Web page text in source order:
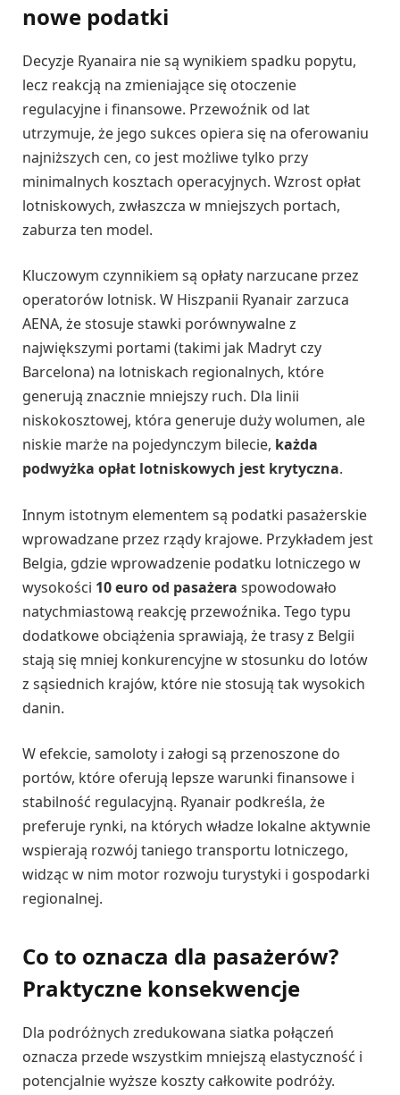
nowe podatki
Decyzje Ryanaira nie są wynikiem spadku popytu,
lecz reakcją na zmieniające się otoczenie
regulacyjne i finansowe. Przewoźnik od lat
utrzymuje, że jego sukces opiera się na oferowaniu
najniższych cen, co jest możliwe tylko przy
minimalnych kosztach operacyjnych. Wzrost opłat
lotniskowych, zwłaszcza w mniejszych portach,
zaburza ten model.
Kluczowym czynnikiem są opłaty narzucane przez
operatorów lotnisk. W Hiszpanii Ryanair zarzuca
AENA, że stosuje stawki porównywalne z
największymi portami (takimi jak Madryt czy
Barcelona) na lotniskach regionalnych, które
generują znacznie mniejszy ruch. Dla linii
niskokosztowej, która generuje duży wolumen, ale
niskie marże na pojedynczym bilecie, każda
podwyżka opłat lotniskowych jest krytyczna.
Innym istotnym elementem są podatki pasażerskie
wprowadzane przez rządy krajowe. Przykładem jest
Belgia, gdzie wprowadzenie podatku lotniczego w
wysokości 10 euro od pasażera spowodowało
natychmiastową reakcję przewoźnika. Tego typu
dodatkowe obciążenia sprawiają, że trasy z Belgii
stają się mniej konkurencyjne w stosunku do lotów
z sąsiednich krajów, które nie stosują tak wysokich
danin.
W efekcie, samoloty i załogi są przenoszone do
portów, które oferują lepsze warunki finansowe i
stabilność regulacyjną. Ryanair podkreśla, że
preferuje rynki, na których władze lokalne aktywnie
wspierają rozwój taniego transportu lotniczego,
widząc w nim motor rozwoju turystyki i gospodarki
regionalnej.
Co to oznacza dla pasażerów?
Praktyczne konsekwencje
Dla podróżnych zredukowana siatka połączeń
oznacza przede wszystkim mniejszą elastyczność i
potencjalnie wyższe koszty całkowite podróży.